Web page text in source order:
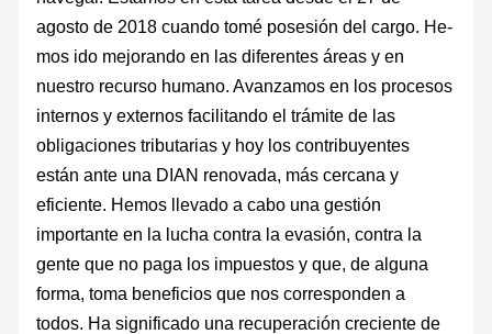
agosto de 2018 cuando tomé posesión del cargo. He­
mos ido mejorando en las diferentes áreas y en
nuestro recurso humano. Avanzamos en los procesos
internos y externos facilitando el trámite de las
obligaciones tributarias y hoy los contribuyentes
están ante una DIAN renovada, más cercana y
eficiente. Hemos llevado a cabo una gestión
importante en la lucha contra la evasión, contra la
gente que no paga los impuestos y que, de alguna
for­ma, toma beneficios que nos corresponden a
todos. Ha significado una recuperación cre­ciente de